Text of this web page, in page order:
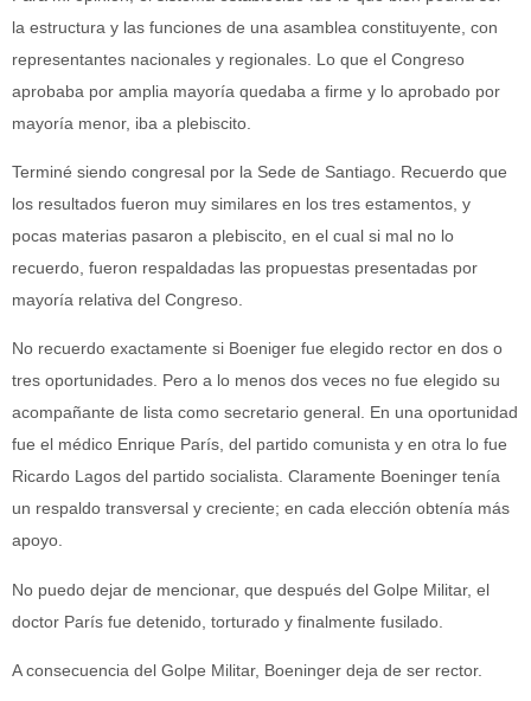
la estructura y las funciones de una asamblea constituyente, con
representantes nacionales y regionales. Lo que el Congreso
aprobaba por amplia mayoría quedaba a firme y lo aprobado por
mayoría menor, iba a plebiscito.
Terminé siendo congresal por la Sede de Santiago. Recuerdo que
los resultados fueron muy similares en los tres estamentos, y
pocas materias pasaron a plebiscito, en el cual si mal no lo
recuerdo, fueron respaldadas las propuestas presentadas por
mayoría relativa del Congreso.
No recuerdo exactamente si Boeniger fue elegido rector en dos o
tres oportunidades. Pero a lo menos dos veces no fue elegido su
acompañante de lista como secretario general. En una oportunidad
fue el médico Enrique París, del partido comunista y en otra lo fue
Ricardo Lagos del partido socialista. Claramente Boeninger tenía
un respaldo transversal y creciente; en cada elección obtenía más
apoyo.
No puedo dejar de mencionar, que después del Golpe Militar, el
doctor París fue detenido, torturado y finalmente fusilado.
A consecuencia del Golpe Militar, Boeninger deja de ser rector.